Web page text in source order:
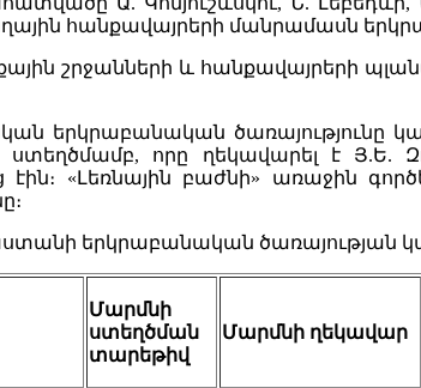
հանքավայրերի մանրամասն
շրջանների և հանքավայրերի
երկրաբանական ծառայությունը
ստեղծմամբ, որը ղեկավարել է Յ.Ե.
էին։ «Լեռնային բաժնի» առաջին
երկրաբանական ծառայության
Մարմնի
ստեղծման
տարեթիվ
Մարմնի ղեկավար